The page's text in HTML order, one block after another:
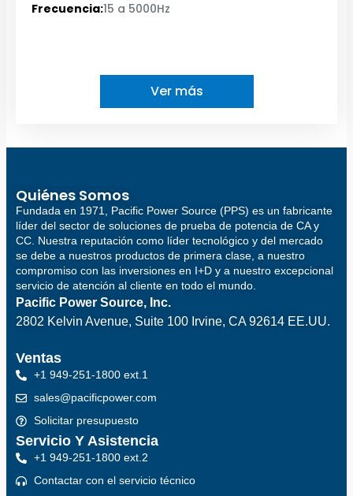
Frecuencia:15 a 5000Hz
Ver más
Quiénes Somos
Fundada en 1971, Pacific Power Source (PPS) es un fabricante
líder del sector de soluciones de prueba de potencia de CA y
CC. Nuestra reputación como líder tecnológico y del mercado
se debe a nuestros productos de primera clase, a nuestro
compromiso con las inversiones en I+D y a nuestro excepcional
servicio de atención al cliente en todo el mundo.
Pacific Power Source, Inc.
2802 Kelvin Avenue, Suite 100 Irvine, CA 92614 EE.UU.
Ventas
+1 949-251-1800 ext.1
sales@pacificpower.com
Solicitar presupuesto
Servicio Y Asistencia
+1 949-251-1800 ext.2
Contactar con el servicio técnico